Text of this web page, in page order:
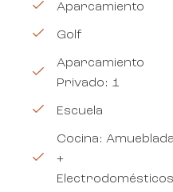
Aparcamiento
Golf
Aparcamiento
Privado: 1
Escuela
Cocina: Amueblada
+
Electrodomésticos